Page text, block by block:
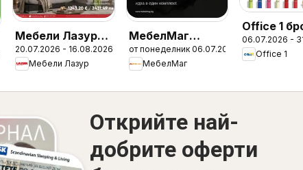
Мебели Лазур
брошура
20.07.2026 - 16.08.2026
Мебели Лазур
МебелМаг
брошура
от понеделник 06.07.2026
МебелМаг
Office 1
06.07.2026 -
Office 1
Открийте най-
добрите оферти